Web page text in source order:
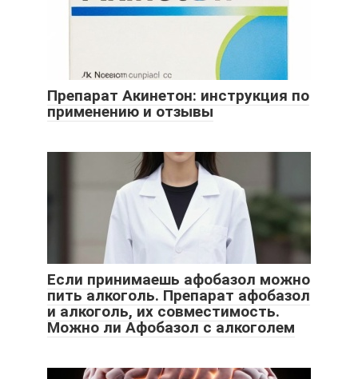
Препарат Акинетон: инструкция по
применению и отзывы
Если принимаешь афобазол можно
пить алкоголь. Препарат афобазол
и алкоголь, их совместимость.
Можно ли Афобазол с алкоголем